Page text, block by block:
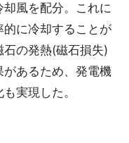
風を配分。これに
に冷却することが
の発熱(磁石損失)
あるため、発電機
実現した。